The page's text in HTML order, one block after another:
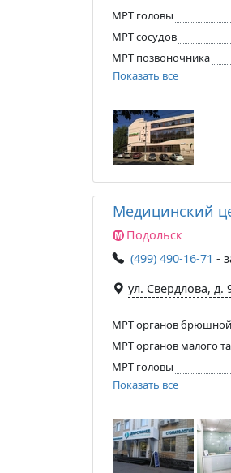
МРТ головы
МРТ сосудов
МРТ позвоночника
Показать все
Медицинский
Подольск
(499) 490-16-71 -
ул. Свердлова, д.
МРТ органов брюшной
МРТ органов малого
МРТ головы
Показать все